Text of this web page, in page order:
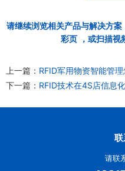
请继续浏览相关产品与解决方案
彩页 ，或扫描
上一篇： RFID军用物资智能管
下一篇： RFID技术在4S店信息
请联